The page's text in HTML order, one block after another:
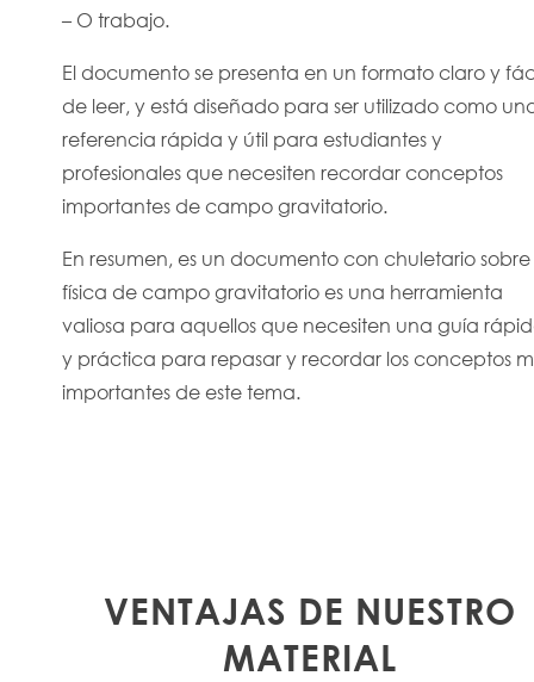
– O trabajo.
El documento se presenta en un formato claro y
de leer, y está diseñado para ser utilizado como
referencia rápida y útil para estudiantes y
profesionales que necesiten recordar conceptos
importantes de campo gravitatorio.
En resumen, es un documento con chuletario sobre
física de campo gravitatorio es una herramienta
valiosa para aquellos que necesiten una guía
y práctica para repasar y recordar los conceptos
importantes de este tema.
VENTAJAS DE NUESTRO
MATERIAL